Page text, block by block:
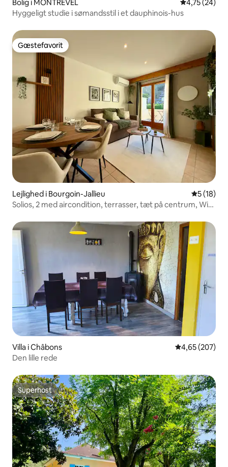
Bolig i MONTREVEL 4,75 ud af 5
4,75 (24)
Hyggeligt studie i sømandsstil i et dauphinois-hus
Gæstefavorit
Gæstefavorit
Lejlighed i Bourgoin-Jallieu 5 ud af 5 i
5 (18)
Solios, 2 med aircondition, terrasser, tæt på centrum, Wi-
Villa i Châbons 4,65 ud af 5 i
4,65 (207)
Den lille rede
Superhost
Superhost